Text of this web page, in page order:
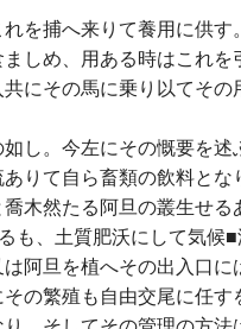
捕へ来りて養用に供す
しめ、用ある時はこれ
にその馬に乗り以てそ
。今左にその慨要を述
りて自ら畜類の飲料と
木然たる阿旦の叢生せ
、土質肥沃にして気候
阿旦を植へその出入口
の繁殖も自由交尾に任